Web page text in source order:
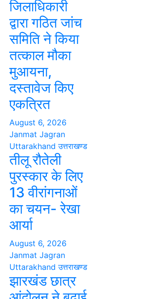
जिलाधिकारी
द्वारा गठित जांच
समिति ने किया
तत्काल मौका
मुआयना,
दस्तावेज किए
एकत्रित
August 6, 2026
Janmat Jagran
Uttarakhand उत्तराखण्ड
तीलू रौतेली
पुरस्कार के लिए
13 वीरांगनाओं
का चयन- रेखा
आर्या
August 6, 2026
Janmat Jagran
Uttarakhand उत्तराखण्ड
झारखंड छात्र